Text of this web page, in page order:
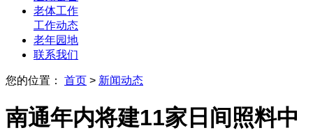
老体工作
工作动态
老年园地
联系我们
您的位置： 首页 > 新闻动态
南通年内将建11家日间照料中